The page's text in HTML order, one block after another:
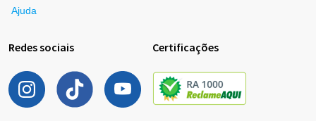
Ajuda
Redes sociais Certificações